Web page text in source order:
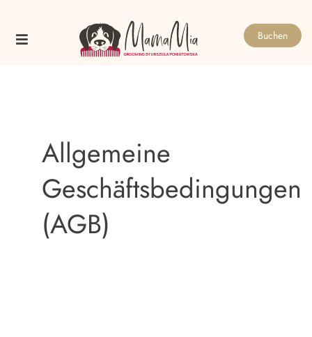
Buchen
Allgemeine
Geschäftsbedingungen
(AGB)